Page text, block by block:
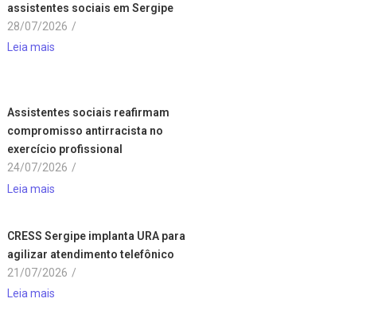
assistentes sociais em Sergipe
28/07/2026 /
Leia mais
Assistentes sociais reafirmam
compromisso antirracista no
exercício profissional
24/07/2026 /
Leia mais
CRESS Sergipe implanta URA para
agilizar atendimento telefônico
21/07/2026 /
Leia mais